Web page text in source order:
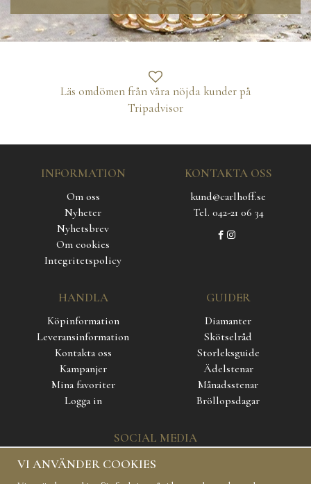
Läs omdömen från våra nöjda kunder på
Tripadvisor
INFORMATION
Om oss
Nyheter
Nyhetsbrev
Om cookies
Integritetspolicy
KONTAKTA OSS
kund@carlhoff.se
Tel. 042-21 06 34
HANDLA
Köpinformation
Leveransinformation
Kontakta oss
Kampanjer
Mina favoriter
Logga in
GUIDER
Diamanter
Skötselråd
Storleksguide
Ädelstenar
Månadsstenar
Bröllopsdagar
SOCIAL MEDIA
VI ANVÄNDER COOKIES